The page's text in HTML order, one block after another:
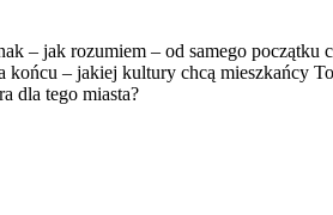
– jak rozumiem – od samego początku
– jakiej kultury chcą mieszkańcy
dla tego miasta?